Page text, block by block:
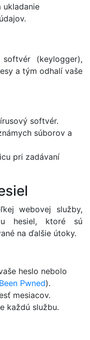
ukladanie
(keylogger),
a tým odhalí vaše
softvér.
súborov a
pri zadávaní
webovej služby,
hesiel, ktoré sú
na ďalšie útoky.
heslo nebolo
Pwned).
mesiacov.
každú službu.